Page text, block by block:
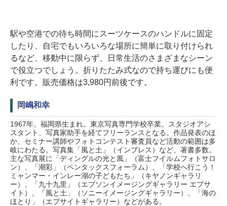
駅や空港での待ち時間にスーツケースのハンドルに固定
したり、自宅でもいろいろな場所に簡単に取り付けられ
るなど、移動中に限らず、日常生活のさまざまなシーン
で役立つでしょう。折りたたみ式なので持ち運びにも便
利です。販売価格は3,980円前後です。
岡嶋和幸
1967年、福岡県生まれ。東京写真専門学校卒業。スタジオアシ
スタント、写真家助手を経てフリーランスとなる。作品発表のほ
か、セミナー講師やフォトコンテスト審査員など活動の範囲は多
岐にわたる。写真集「風と土」（インプレス）など、著書多数。
主な写真展に「ディングルの光と風」（富士フイルムフォトサロ
ン）、「潮彩」（ペンタックスフォーラム）、「学校へ行こう！
ミャンマー・インレー湖の子どもたち」（キヤノンギャラリ
ー）、「九十九里」（エプソンイメージングギャラリー エプサ
イト）、「風と土」（ソニーイメージングギャラリー）、「海の
ほとり」（エプサイトギャラリー）などがある。